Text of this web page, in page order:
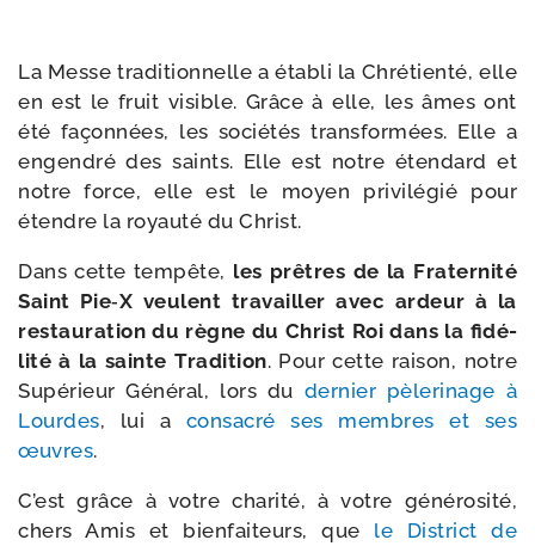
La Messe tra­di­tion­nelle a éta­bli la Chrétienté, elle
en est le fruit visible. Grâce à elle, les âmes ont
été façon­nées, les socié­tés trans­for­mées. Elle a
engen­dré des saints. Elle est notre éten­dard et
notre force, elle est le moyen pri­vi­lé­gié pour
étendre la royau­té du Christ.
Dans cette tem­pête, les prêtres de la Fraternité
Saint Pie‑X veulent tra­vailler avec ardeur à la
res­tau­ra­tion du règne du Christ Roi dans la fidé­
li­té à la sainte Tradition. Pour cette rai­son, notre
Supérieur Général, lors du der­nier pèle­ri­nage à
Lourdes, lui a consa­cré ses membres et ses
œuvres.
C’est grâce à votre cha­ri­té, à votre géné­ro­si­té,
chers Amis et bien­fai­teurs, que le District de